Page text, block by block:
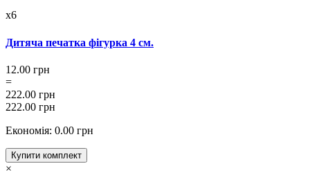
x6
Дитяча печатка фігурка 4 см.
12.00 грн
=
222.00 грн
222.00 грн
Економія: 0.00 грн
Купити комплект
×